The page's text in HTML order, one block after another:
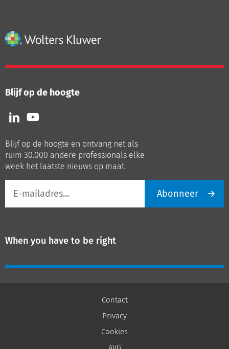
Blijf op de hoogte
Volg
ons
LinkedIn
Volg
ons
Youtube
Blijf op de hoogte en ontvang net als
ruim 30.000 andere professionals elke
week het laatste nieuws op maat.
mailadres
Abonneer
When you have to be right
Contact
Privacy
Cookies